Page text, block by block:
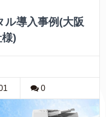
導入事例(大阪
)
0